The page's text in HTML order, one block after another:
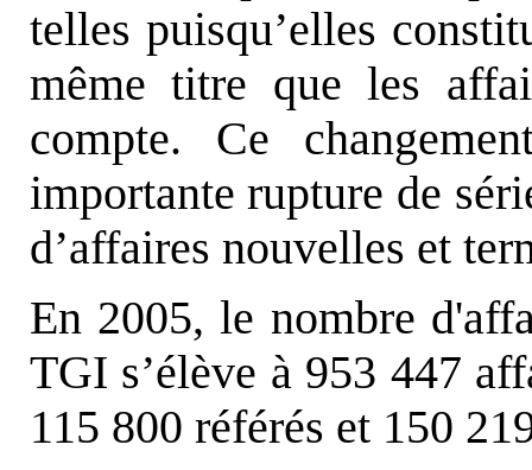
telles puisqu’elles
même titre que les
compte. Ce
importante rupture de
d’affaires nouvelles et
En 2005, le nombre
TGI s’élève à 953 447
115 800 référés et 150